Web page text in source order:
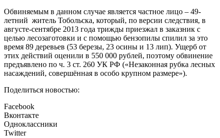
Обвиняемым в данном случае является частное лицо – 49-
летний житель Тобольска, который, по версии следствия, в
августе-сентябре 2013 года трижды приезжал в заказник с
целью лесозаготовки и с помощью бензопилы спилил за это
время 89 деревьев (53 березы, 23 осины и 13 лип). Ущерб от
этих действий оценили в 550 000 рублей, поэтому обвинение
предъявлено по ч. 3 ст. 260 УК РФ («Незаконная рубка лесных
насаждений, совершённая в особо крупном размере»).
Поделиться новостью:
Facebook
Вконтакте
Одноклассники
Twitter